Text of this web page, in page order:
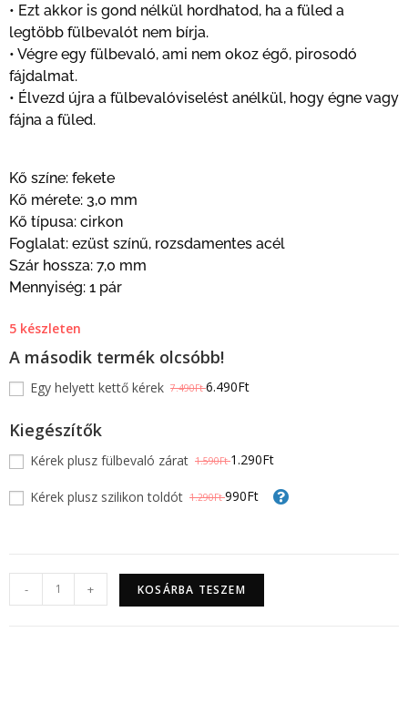
• Ezt akkor is gond nélkül hordhatod, ha a füled a
legtöbb fülbevalót nem bírja.
• Végre egy fülbevaló, ami nem okoz égő, pirosodó
fájdalmat.
• Élvezd újra a fülbevalóviselést anélkül, hogy égne vagy
fájna a füled.
Kő színe: fekete
Kő mérete: 3,0 mm
Kő típusa: cirkon
Foglalat: ezüst színű, rozsdamentes acél
Szár hossza: 7,0 mm
Mennyiség: 1 pár
5 készleten
A második termék olcsóbb!
Egy helyett kettő kérek 7.490Ft 6.490Ft
Kiegészítők
Kérek plusz fülbevaló zárat 1.590Ft 1.290Ft
Kérek plusz szilikon toldót 1.290Ft 990Ft
- + KOSÁRBA TESZEM